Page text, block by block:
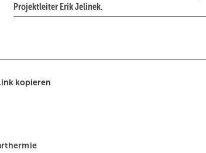
Projektleiter Erik Jelinek.
kopieren